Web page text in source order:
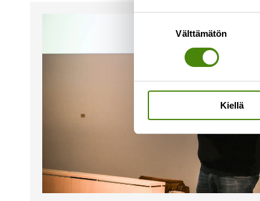
Välttämätön
Kiellä